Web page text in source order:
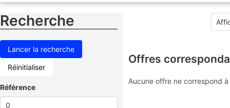
Recherche
Réinitialiser
Référence
Offres
Aucune offre ne correspond